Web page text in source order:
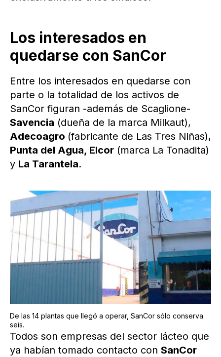
Los interesados en
quedarse con SanCor
Entre los interesados en quedarse con
parte o la totalidad de los activos de
SanCor figuran -además de Scaglione-
Savencia (dueña de la marca Milkaut),
Adecoagro (fabricante de Las Tres Niñas),
Punta del Agua, Elcor (marca La Tonadita)
y La Tarantela.
De las 14 plantas que llegó a operar, SanCor sólo conserva
seis.
Todos son empresas del sector lácteo que
ya habían tomado contacto con SanCor